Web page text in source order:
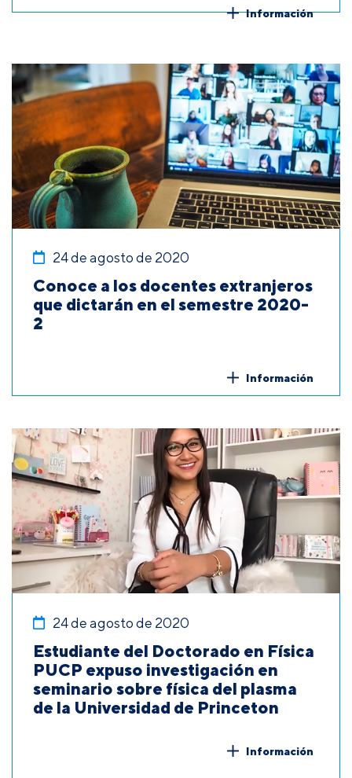
Información
24 de agosto de 2020
Conoce a los docentes extranjeros
que dictarán en el semestre 2020-
2
Información
24 de agosto de 2020
Estudiante del Doctorado en Física
PUCP expuso investigación en
seminario sobre física del plasma
de la Universidad de Princeton
Información